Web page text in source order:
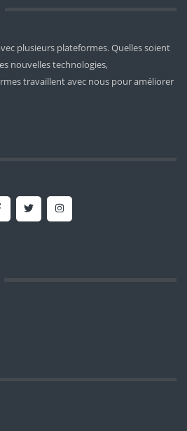
plusieurs plateformes. Quelles soient
nouvelles technologies,
travaillent avec nous pour améliorer